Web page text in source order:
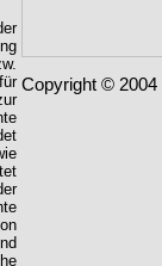
Copyright © 2004